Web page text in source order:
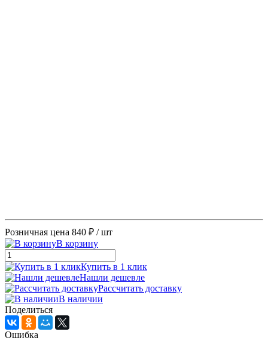
Розничная цена 840 ₽ / шт
В корзину
Купить в 1 клик
Нашли дешевле
Рассчитать доставку
В наличии
Поделиться
Ошибка